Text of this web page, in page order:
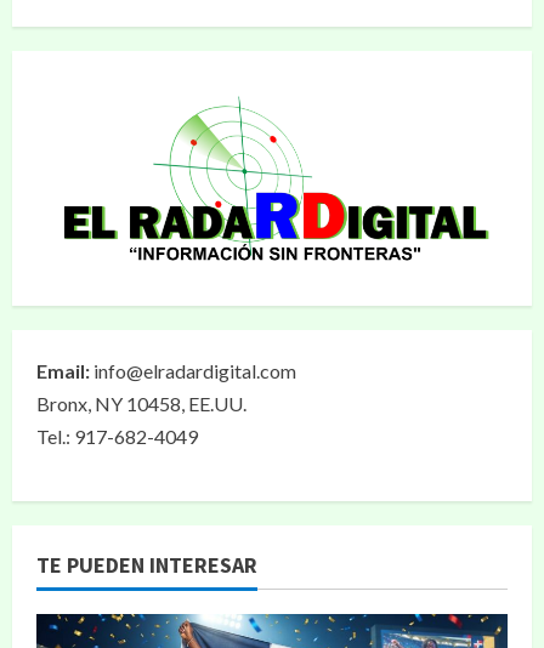
Email: info@elradardigital.com
Bronx, NY 10458, EE.UU.
Tel.: 917-682-4049
TE PUEDEN INTERESAR